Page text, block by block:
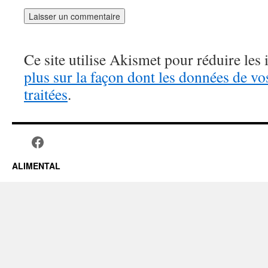
Ce site utilise Akismet pour réduire les
plus sur la façon dont les données de
traitées.
ALIMENTAL